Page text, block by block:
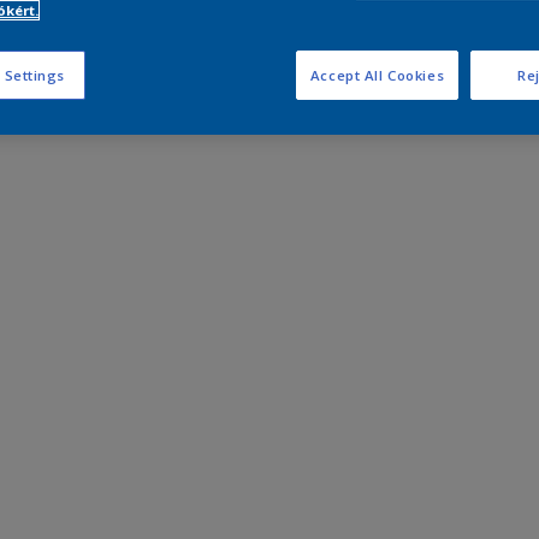
Settings Accept All Cookies